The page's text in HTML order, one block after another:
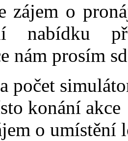
zájem o
nabídku
nám prosím
počet
konání akce
o